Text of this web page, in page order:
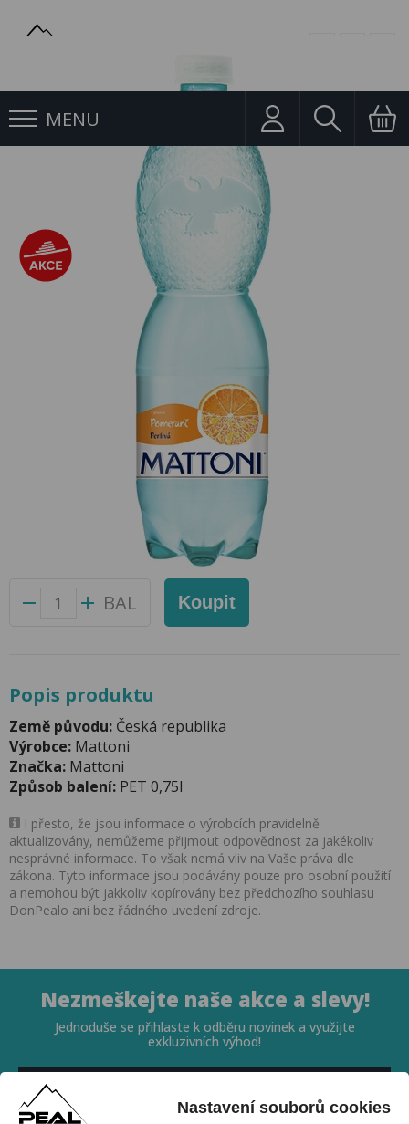
MENU
Mattoni 0,75l Pomeranč PET
Mattoni 0,75l Pomeranč PET
Přidat do oblíbených produktů
Foto produktu se může od skutečnosti mírně lišit.
45026300
BAL Koupit
Popis produktu
Země původu: Česká republika
Výrobce: Mattoni
Značka: Mattoni
Způsob balení: PET 0,75l
I přesto, že jsou informace o výrobcích pravidelně
aktualizovány, nemůžeme přijmout odpovědnost za jakékoliv
nesprávné informace. To však nemá vliv na Vaše práva dle
zákona. Tyto informace jsou podávány pouze pro osobní použití
a nemohou být jakkoliv kopírovány bez předchozího souhlasu
DonPealo ani bez řádného uvedení zdroje.
Nezmeškejte naše akce a slevy!
Jednoduše se přihlaste k odběru novinek a využijte
exkluzivních výhod!
Nastavení souborů cookies